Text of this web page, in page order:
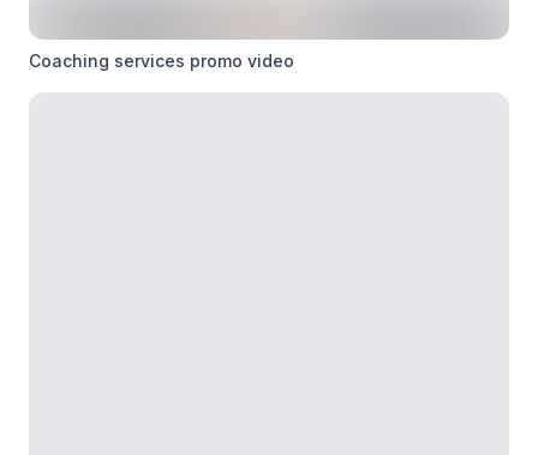
Coaching services promo video